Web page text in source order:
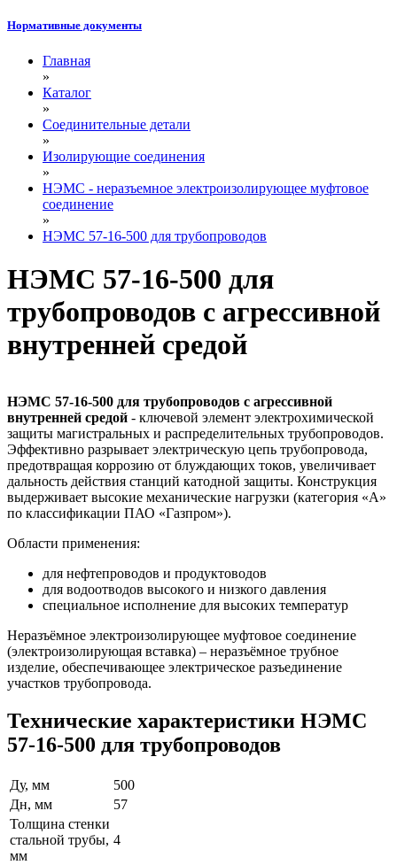
Нормативные документы
Главная
»
Каталог
»
Соединительные детали
»
Изолирующие соединения
»
НЭМС - неразъемное электроизолирующее муфтовое
соединение
»
НЭМС 57-16-500 для трубопроводов
НЭМС 57-16-500 для
трубопроводов с агрессивной
внутренней средой
НЭМС 57-16-500 для трубопроводов с агрессивной
внутренней средой - ключевой элемент электрохимической
защиты магистральных и распределительных трубопроводов.
Эффективно разрывает электрическую цепь трубопровода,
предотвращая коррозию от блуждающих токов, увеличивает
дальность действия станций катодной защиты. Конструкция
выдерживает высокие механические нагрузки (категория «А»
по классификации ПАО «Газпром»).
Области применения:
для нефтепроводов и продуктоводов
для водоотводов высокого и низкого давления
специальное исполнение для высоких температур
Неразъёмное электроизолирующее муфтовое соединение
(электроизолирующая вставка) – неразъёмное трубное
изделие, обеспечивающее электрическое разъединение
участков трубопровода.
Технические характеристики НЭМС
57-16-500 для трубопроводов
Ду, мм
500
Дн, мм
57
Толщина стенки
стальной трубы,
мм
4